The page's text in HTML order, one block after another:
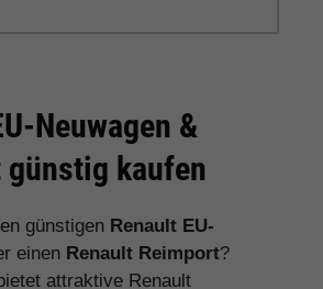
Neuwagen &
günstig kaufen
günstigen Renault EU-
einen Renault Reimport?
attraktive Renault